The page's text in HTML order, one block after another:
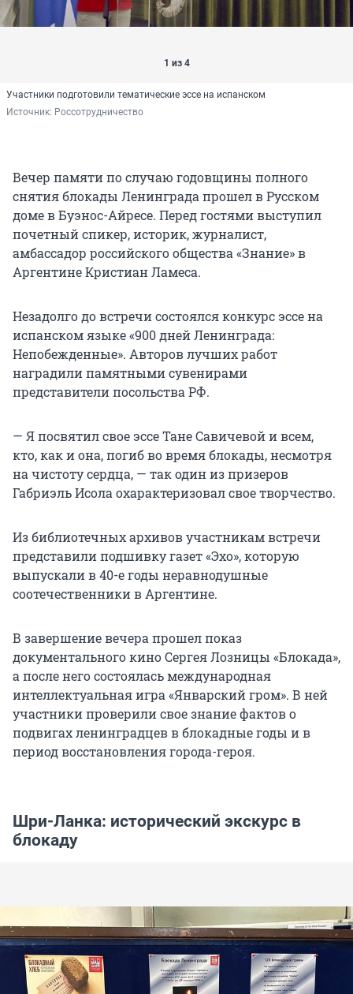
1 из 4
Участники подготовили тематические эссе на испанском
Источник: Россотрудничество
Вечер памяти по случаю годовщины полного
снятия блокады Ленинграда прошел в Русском
доме в Буэнос-Айресе. Перед гостями выступил
почетный спикер, историк, журналист,
амбассадор российского общества «Знание» в
Аргентине Кристиан Ламеса.
Незадолго до встречи состоялся конкурс эссе на
испанском языке «900 дней Ленинграда:
Непобежденные». Авторов лучших работ
наградили памятными сувенирами
представители посольства РФ.
— Я посвятил свое эссе Тане Савичевой и всем,
кто, как и она, погиб во время блокады, несмотря
на чистоту сердца, — так один из призеров
Габриэль Исола охарактеризовал свое творчество.
Из библиотечных архивов участникам встречи
представили подшивку газет «Эхо», которую
выпускали в 40-е годы неравнодушные
соотечественники в Аргентине.
В завершение вечера прошел показ
документального кино Сергея Лозницы «Блокада»,
а после него состоялась международная
интеллектуальная игра «Январский гром». В ней
участники проверили свое знание фактов о
подвигах ленинградцев в блокадные годы и в
период восстановления города-героя.
Шри-Ланка: исторический экскурс в
блокаду